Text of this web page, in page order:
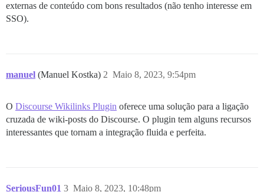
externas de conteúdo com bons resultados (não tenho interesse em
SSO).
manuel (Manuel Kostka) Maio 8, 2023, 9:54pm
2
O Discourse Wikilinks Plugin oferece uma solução para a ligação
cruzada de wiki-posts do Discourse. O plugin tem alguns recursos
interessantes que tornam a integração fluida e perfeita.
SeriousFun01 Maio 8, 2023, 10:48pm
3